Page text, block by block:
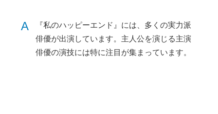
A
『私のハッピーエンド』には、多くの実力派
俳優が出演しています。主人公を演じる主演
俳優の演技には特に注目が集まっています。